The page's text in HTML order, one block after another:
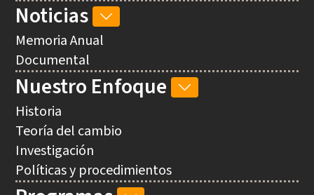
Noticias
NOTICIAS
Memoria Anual
Documental
Nuestro Enfoque
NUESTRO
Historia
Teoría del cambio
Investigación
Políticas y procedimientos